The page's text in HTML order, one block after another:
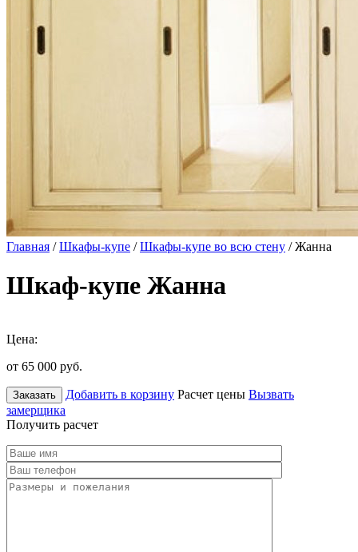
Главная /Шкафы-купе /Шкафы-купе во всю стену / Жанна
Шкаф-купе Жанна
Цена:
от 65 000 руб.
Заказать Добавить в корзину Расчет цены Вызвать
замерщика
Получить расчет